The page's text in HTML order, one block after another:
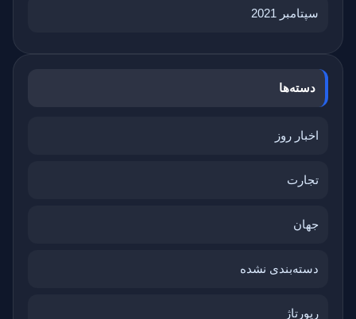
سپتامبر 2021
دسته‌ها
اخبار روز
تجارت
جهان
دسته‌بندی نشده
رپورتاژ